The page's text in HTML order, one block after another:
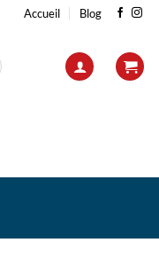
Accueil Blog